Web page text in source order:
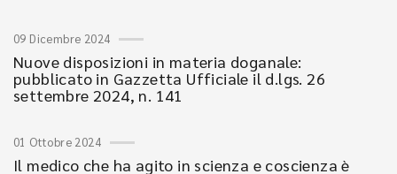
09 Dicembre 2024
Nuove disposizioni in materia doganale:
pubblicato in Gazzetta Ufficiale il d.lgs. 26
settembre 2024, n. 141
01 Ottobre 2024
Il medico che ha agito in scienza e coscienza è